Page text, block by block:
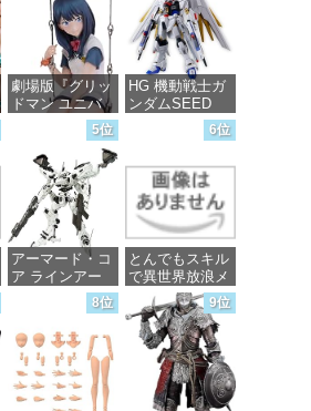
劇場版『グリッ
ドマン ユニバ
ース』 宝多六
花 wall figure
1/7スケール プ
ラスチック製
塗装済み完成品
フィギュア
価格：¥13,756
HG 機動戦士ガ
ンダムSEED
FREEDOM マ
イティーストラ
ガンダム 1/144
スケール 色分
け済みプラモデ
ル
価格：¥4,800
5位
アーマード・コ
ア ラインアー
ク ホワイト・
グリント 全高
約160mm 1/72
スケール プラ
モデル
価格：¥7,367
6位
とんでもスキル
で異世界放浪メ
シ 10 (ガルドコ
ミックス)
価格：¥726
8位 9位